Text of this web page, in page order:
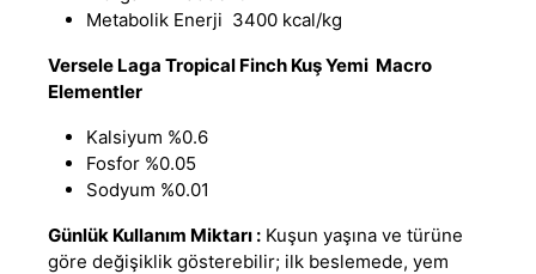
Metabolik Enerji 3400 kcal/kg
Versele Laga Tropical Finch Kuş Yemi Macro
Elementler
Kalsiyum %0.6
Fosfor %0.05
Sodyum %0.01
Günlük Kullanım Miktarı : Kuşun yaşına ve türüne
göre değişiklik gösterebilir; ilk beslemede, yem